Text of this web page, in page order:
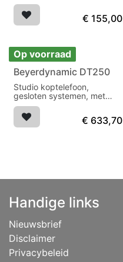
€ 155,00
Op voorraad
Beyerdynamic DT250
Studio koptelefoon,
gesloten systemen, met
krulsnoer WK 250.
€ 633,70
Handige links
Nieuwsbrief
Disclaimer
Privacybeleid